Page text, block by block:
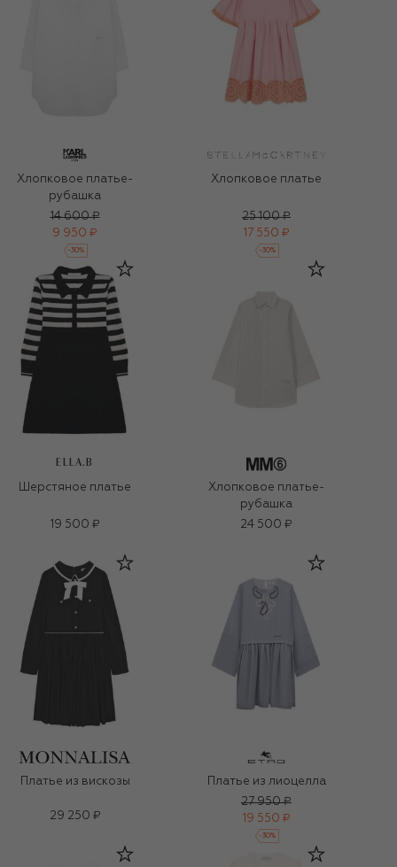
Хлопковое платье-
рубашка
14 600 ₽
9 950 ₽
-30%
Хлопковое платье
25 100 ₽
17 550 ₽
-30%
ELLA.B
Шерстяное платье
19 500 ₽
Хлопковое платье-
рубашка
24 500 ₽
Платье из вискозы
29 250 ₽
Платье из лиоцелла
27 950 ₽
19 550 ₽
-30%